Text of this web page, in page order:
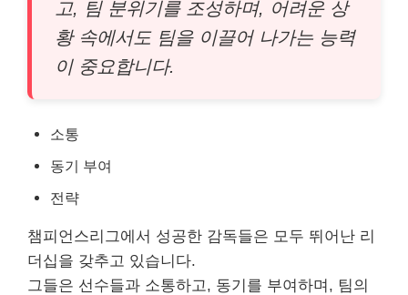
고, 팀 분위기를 조성하며, 어려운 상
황 속에서도 팀을 이끌어 나가는 능력
이 중요합니다.
소통
동기 부여
전략
챔피언스리그에서 성공한 감독들은 모두 뛰어난 리
더십을 갖추고 있습니다.
그들은 선수들과 소통하고, 동기를 부여하며, 팀의